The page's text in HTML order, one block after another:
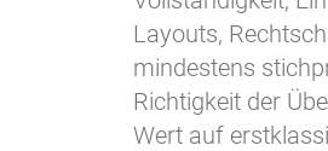
Layouts,
mindestens
Richtigkeit der
Wert auf